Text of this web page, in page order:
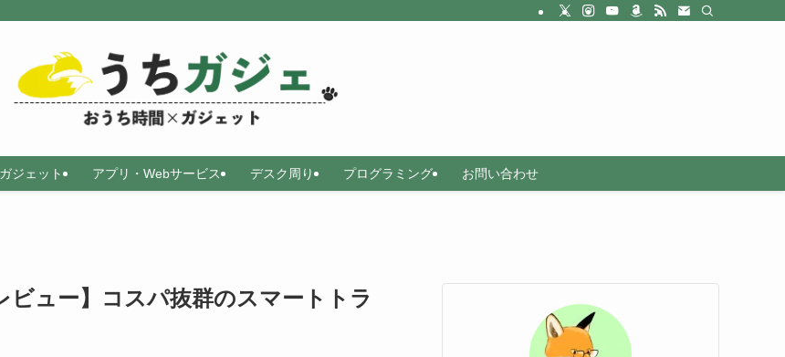
ガジェット アプリ・Webサービス デスク周り プログラミング お問い合わせ
ビュー】コスパ抜群のスマートトラ